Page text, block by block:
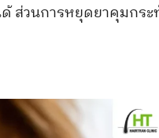
ส่วนการหยุดยาคุมกร